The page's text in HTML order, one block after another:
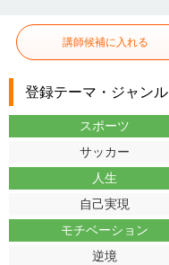
講師候補に入れる
登録テーマ・ジャンル
スポーツ
サッカー
人生
自己実現
モチベーション
逆境